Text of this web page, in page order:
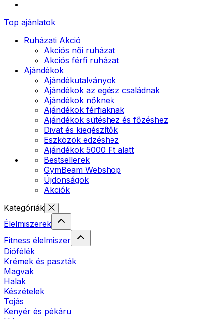
Top ajánlatok
Ruházati Akció
Akciós női ruházat
Akciós férfi ruházat
Ajándékok
Ajándékutalványok
Ajándékok az egész családnak
Ajándékok nőknek
Ajándékok férfiaknak
Ajándékok sütéshez és főzéshez
Divat és kiegészítők
Eszközök edzéshez
Ajándékok 5000 Ft alatt
Bestsellerek
GymBeam Webshop
Újdonságok
Akciók
Kategóriák
Élelmiszerek
Fitness élelmiszer
Diófélék
Krémek és paszták
Magvak
Halak
Készételek
Tojás
Kenyér és pékáru